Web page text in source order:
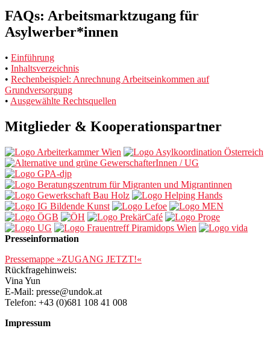
FAQs: Arbeitsmarktzugang für
Asylwerber*innen
• Einführung
• Inhaltsverzeichnis
• Rechenbeispiel: Anrechnung Arbeitseinkommen auf
Grundversorgung
• Ausgewählte Rechtsquellen
Mitglieder & Kooperationspartner
Presseinformation
Pressemappe »ZUGANG JETZT!«
Rückfragehinweis:
Vina Yun
E-Mail: presse@undok.at
Telefon: +43 (0)681 108 41 008
Impressum